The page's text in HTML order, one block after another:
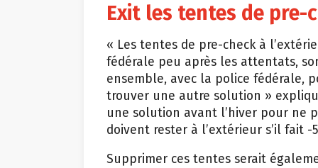
Exit les tentes de pre-
« Les tentes de pre-check à
fédérale peu après les attentats,
ensemble, avec la police fédérale,
trouver une autre solution »
une solution avant l’hiver pour ne
doivent rester à l’extérieur s’il fait -
Supprimer ces tentes serait